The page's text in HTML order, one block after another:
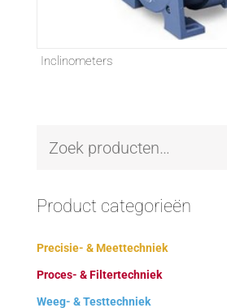
Inclinometers
Product categorieën
Precisie- & Meettechniek
Demagnetiseren
Fabrikanten
Proces- & Filtertechniek
Ontstoffing technologie
Weeg- & Testtechniek